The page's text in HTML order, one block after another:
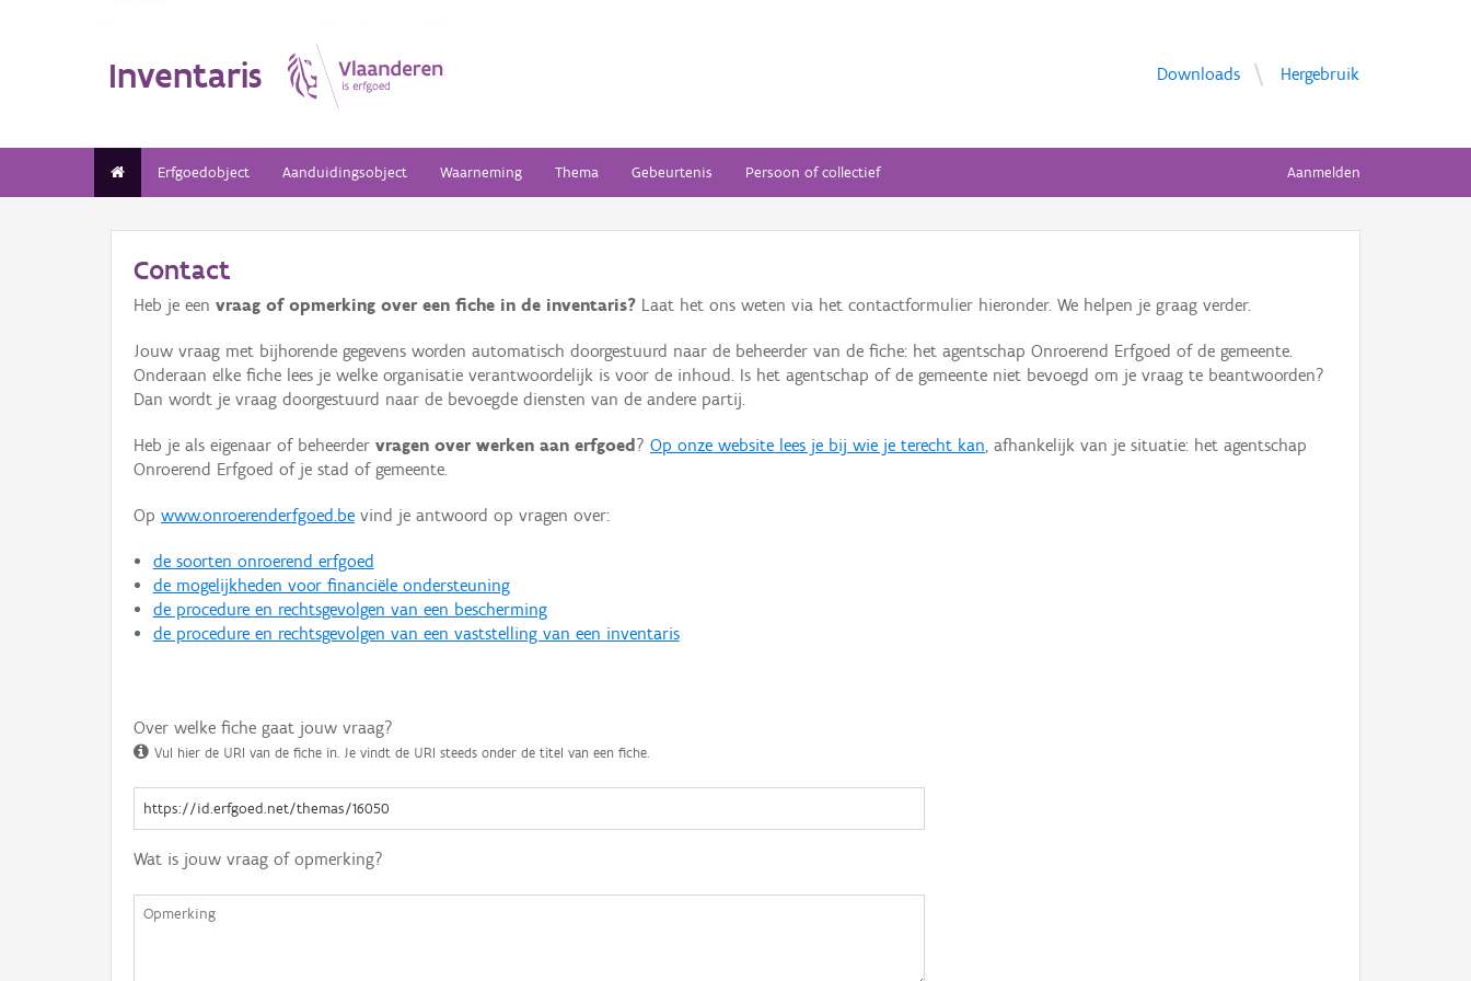
Inventaris Downloads Hergebruik
Erfgoedobject Aanduidingsobject Waarneming Thema Gebeurtenis Persoon of collectief Aanmelden
Contact
Heb je een vraag of opmerking over een fiche in de inventaris? Laat het ons weten via het contactformulier hieronder. We helpen je graag verder.
Jouw vraag met bijhorende gegevens worden automatisch doorgestuurd naar de beheerder van de fiche: het agentschap Onroerend Erfgoed of de gemeente.
Onderaan elke fiche lees je welke organisatie verantwoordelijk is voor de inhoud. Is het agentschap of de gemeente niet bevoegd om je vraag te beantwoorden?
Dan wordt je vraag doorgestuurd naar de bevoegde diensten van de andere partij.
Heb je als eigenaar of beheerder vragen over werken aan erfgoed ? Op onze website lees je bij wie je terecht kan, afhankelijk van je situatie: het agentschap
Onroerend Erfgoed of je stad of gemeente.
Op www.onroerenderfgoed.be vind je antwoord op vragen over:
de soorten onroerend erfgoed
de mogelijkheden voor financiële ondersteuning
de procedure en rechtsgevolgen van een bescherming
de procedure en rechtsgevolgen van een vaststelling van een inventaris
Over welke fiche gaat jouw vraag?
Vul hier de URI van de fiche in. Je vindt de URI steeds onder de titel van een fiche.
Wat is jouw vraag of opmerking?